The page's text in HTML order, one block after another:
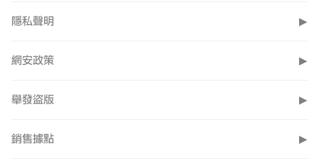
隱私聲明 ▶
網安政策 ▶
舉發盜版 ▶
銷售據點 ▶